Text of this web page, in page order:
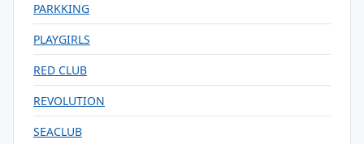
PARKKING
PLAYGIRLS
RED CLUB
REVOLUTION
SEACLUB